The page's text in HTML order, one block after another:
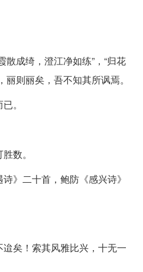
散成绮，澄江净如练”，“归花
则丽矣，吾不知其所讽焉。
。
数。
》二十首，鲍防《感兴诗》
矣！索其风雅比兴，十无一